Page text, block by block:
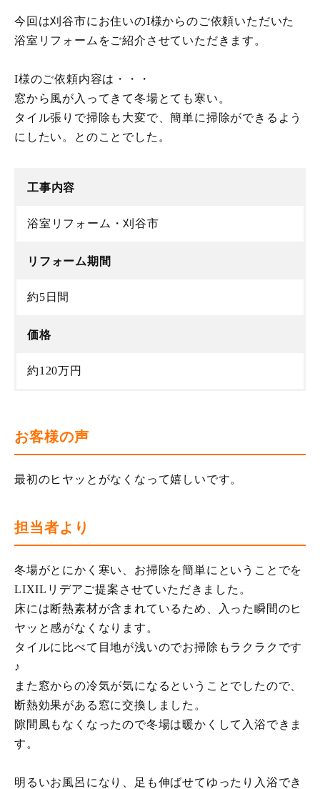
今回は刈谷市にお住いのI様からのご依頼いただいた
浴室リフォームをご紹介させていただきます。
I様のご依頼内容は・・・
窓から風が入ってきて冬場とても寒い。
タイル張りで掃除も大変で、簡単に掃除ができるよう
にしたい。とのことでした。
工事内容
浴室リフォーム・刈谷市
リフォーム期間
約5日間
価格
約120万円
お客様の声
最初のヒヤッとがなくなって嬉しいです。
担当者より
冬場がとにかく寒い、お掃除を簡単にということでを
LIXILリデアご提案させていただきました。
床には断熱素材が含まれているため、入った瞬間のヒ
ヤッと感がなくなります。
タイルに比べて目地が浅いのでお掃除もラクラクです
♪
また窓からの冷気が気になるということでしたので、
断熱効果がある窓に交換しました。
隙間風もなくなったので冬場は暖かくして入浴できま
す。
明るいお風呂になり、足も伸ばせてゆったり入浴でき